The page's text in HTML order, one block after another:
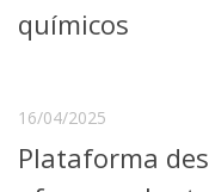
Pós-doutorado
Projetos,
químicos
16/04/2025
Plataforma